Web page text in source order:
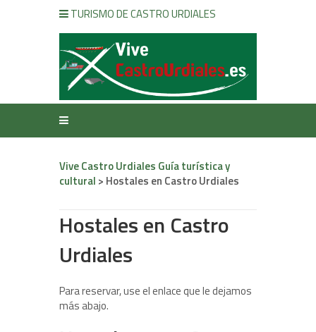
TURISMO DE CASTRO URDIALES
Vive Castro Urdiales Guía turística y
cultural > Hostales en Castro Urdiales
Hostales en Castro
Urdiales
Para reservar, use el enlace que le dejamos
más abajo.